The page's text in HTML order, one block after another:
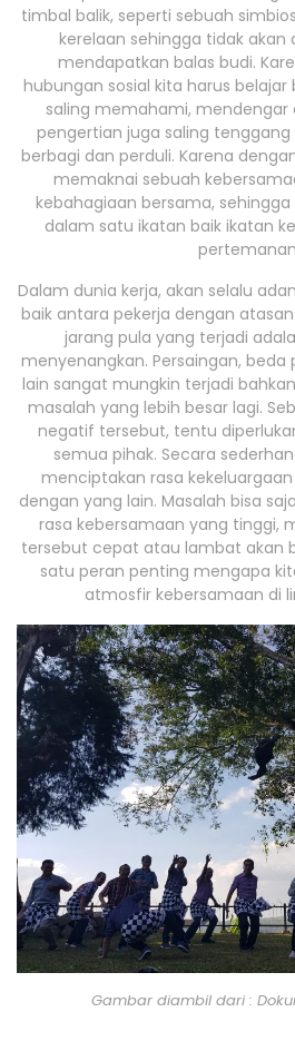
timbal balik, seperti sebuah
kerelaan sehingga tidak
mendapatkan balas budi.
hubungan sosial kita harus
saling memahami, mendengar
pengertian juga saling
berbagi dan perduli. Karena
memaknai sebuah
kebahagiaan bersama,
dalam satu ikatan baik ikatan
Dalam dunia kerja, akan selalu
baik antara pekerja dengan
jarang pula yang terjadi
menyenangkan. Persaingan,
lain sangat mungkin terjadi
masalah yang lebih besar lagi.
negatif tersebut, tentu
semua pihak. Secara
menciptakan rasa
dengan yang lain. Masalah bisa
rasa kebersamaan yang tinggi,
tersebut cepat atau lambat akan
satu peran penting mengapa
atmosfir kebersamaan di
Gambar diambil dari :